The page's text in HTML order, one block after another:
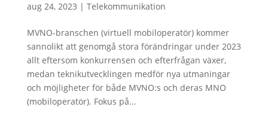
aug 24, 2023 | Telekommunikation
MVNO-branschen (virtuell mobiloperatör) kommer
sannolikt att genomgå stora förändringar under 2023
allt eftersom konkurrensen och efterfrågan växer,
medan teknikutvecklingen medför nya utmaningar
och möjligheter för både MVNO:s och deras MNO
(mobiloperatör). Fokus på...